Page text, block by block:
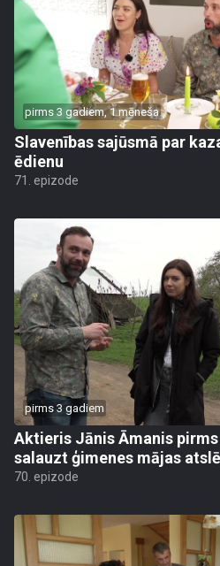
pirms 3 gadiem, 1 mēneša
Slavenības sajūsmā par
ēdienu
71. epizode
pirms 3 gadiem
Aktieris Jānis Āmanis
salauzt ģimenes mājas
70. epizode